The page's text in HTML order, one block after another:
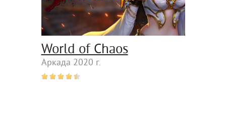
World of Chaos
Аркада 2020 г.